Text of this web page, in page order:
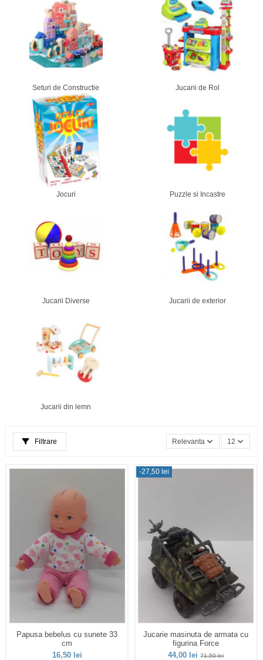
Seturi de Constructie Jucarii de Rol
Jocuri Puzzle si Incastre
Jucarii Diverse Jucarii de exterior
Jucarii din lemn
Filtrare Relevanta 12
Papusa bebelus cu sunete 33
cm
16,50 lei
-27,50 lei
Jucarie masinuta de armata cu
figurina Force
44,00 lei71,50 lei